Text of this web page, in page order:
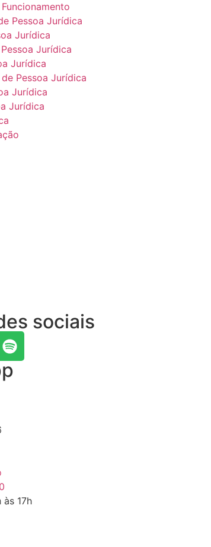
Pessoa Jurídica
Jurídica
Jurídica
Jurídica
Pessoa Jurídica
Jurídica
Jurídica
sociais
17h